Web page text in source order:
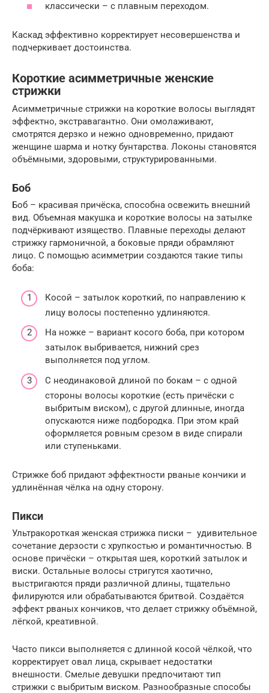
классически – с плавным переходом.
Каскад эффективно корректирует несовершенства и
подчеркивает достоинства.
Короткие асимметричные женские
стрижки
Асимметричные стрижки на короткие волосы выглядят
эффектно, экстравагантно. Они омолаживают,
смотрятся дерзко и нежно одновременно, придают
женщине шарма и нотку бунтарства. Локоны становятся
объёмными, здоровыми, структурированными.
Боб
Боб – красивая причёска, способна освежить внешний
вид. Объемная макушка и короткие волосы на затылке
подчёркивают изящество. Плавные переходы делают
стрижку гармоничной, а боковые пряди обрамляют
лицо. С помощью асимметрии создаются такие типы
боба:
Косой – затылок короткий, по направлению к
лицу волосы постепенно удлиняются.
На ножке – вариант косого боба, при котором
затылок выбривается, нижний срез
выполняется под углом.
С неодинаковой длиной по бокам – с одной
стороны волосы короткие (есть причёски с
выбритым виском), с другой длинные, иногда
опускаются ниже подбородка. При этом край
оформляется ровным срезом в виде спирали
или ступеньками.
Стрижке боб придают эффектности рваные кончики и
удлинённая чёлка на одну сторону.
Пикси
Ультракороткая женская стрижка писки – удивительное
сочетание дерзости с хрупкостью и романтичностью. В
основе причёски – открытая шея, короткий затылок и
виски. Остальные волосы стригутся хаотично,
выстригаются пряди различной длины, тщательно
филируются или обрабатываются бритвой. Создаётся
эффект рваных кончиков, что делает стрижку объёмной,
лёгкой, креативной.
Часто пикси выполняется с длинной косой чёлкой, что
корректирует овал лица, скрывает недостатки
внешности. Смелые девушки предпочитают тип
стрижки с выбритым виском. Разнообразные способы